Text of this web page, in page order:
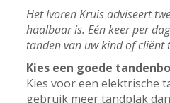
Het Ivoren Kruis adviseert
haalbaar is. Eén keer per
tanden van uw kind of cliënt
Kies een goede
Kies voor een elektrische
gebruik meer tandplak